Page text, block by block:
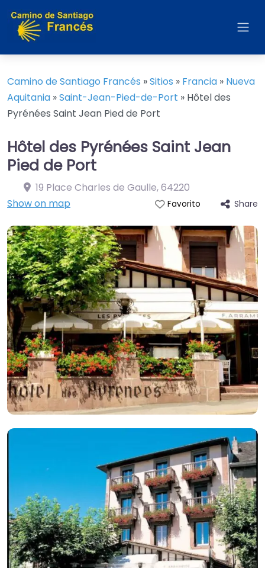
Camino de Santiago Francés »Sitios » Francia » Nueva
Aquitania »Saint-Jean-Pied-de-Port » Hôtel des
Pyrénées Saint Jean Pied de Port
Hôtel des Pyrénées Saint Jean
Pied de Port
19 Place Charles de Gaulle,64220
Show on map
Favorito Share